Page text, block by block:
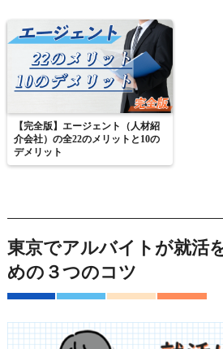
【完全版】エージェント（人材紹
介会社）の全22のメリットと10の
デメリット
東京でアルバイトが就活
めの３つのコツ